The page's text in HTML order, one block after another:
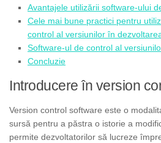
Avantajele utilizării software-ului
Cele mai bune practici pentru
control al versiunilor în
Software-ul de control al
Concluzie
Introducere în version
Version control software este o
sursă pentru a păstra o istorie a
permite dezvoltatorilor să lucreze